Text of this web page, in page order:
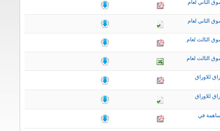
الثاني لعام
الثاني لعام
الثالث لعام
الثالث لعام
للاوراق
للاوراق
في